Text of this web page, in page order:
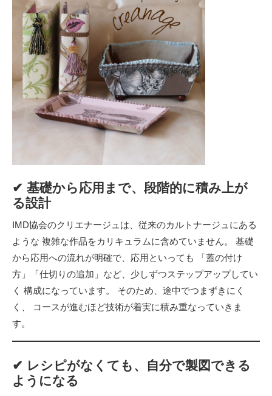
✔ 基礎から応用まで、段階的に積み上が
る設計
IMD協会のクリエナージュは、従来のカルトナージュにある
ような 複雑な作品をカリキュラムに含めていません。 基礎
から応用への流れが明確で、応用といっても 「蓋の付け
方」「仕切りの追加」など、少しずつステップアップしてい
く 構成になっています。 そのため、途中でつまずきにく
く、 コースが進むほど技術が着実に積み重なっていきま
す。
✔ レシピがなくても、自分で製図できる
ようになる